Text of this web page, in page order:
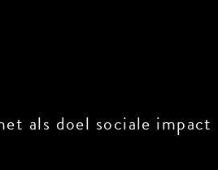
als doel sociale impact